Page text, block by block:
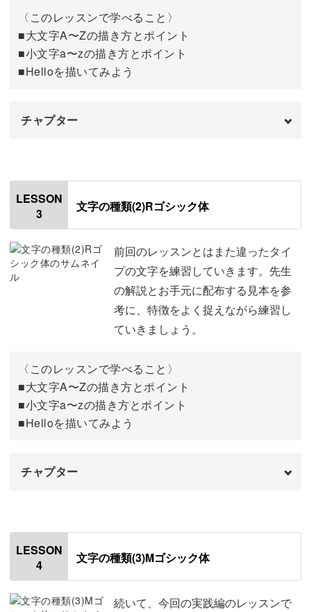
あなたもぜひ、ハンドレタリングの面白さをご体感くださ
い。
〈このレッスンで学べること〉
■大文字A〜Zの描き方とポイント
■小文字a〜zの描き方とポイント
■Helloを描いてみよう
チャプター
はじめに
使用材料・道具
A〜Cの書き方 01:46
02:55
06:15
ボールドのNゴシック体の書き方
おわりに
LESSON
3
文字の種類(2)Rゴシック体
前回のレッスンとはまた違ったタイ
プの文字を練習していきます。先生
の解説とお手元に配布する見本を参
考に、特徴をよく捉えながら練習し
ていきましょう。
〈このレッスンで学べること〉
■大文字A〜Zの描き方とポイント
■小文字a〜zの描き方とポイント
■Helloを描いてみよう
チャプター
はじめに
使用材料・道具
A～Hの書き方 01:50
LESSON
4
文字の種類(3)Mゴシック体
続いて、今回の実践編のレッスンで